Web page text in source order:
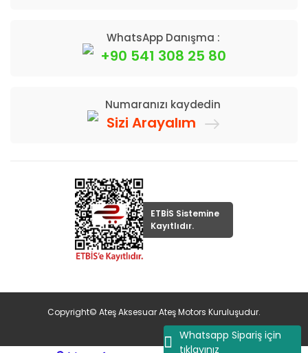
Whatsapp Sipariş için
tıklayınız
WhatsApp Danışma :
+90 541 308 25 80
Numaranızı kaydedin
Sizi Arayalım
ETBİS Sistemine
Kayıtlıdır.
Copyright© Ateş Aksesuar Ateş Motors Kuruluşudur.